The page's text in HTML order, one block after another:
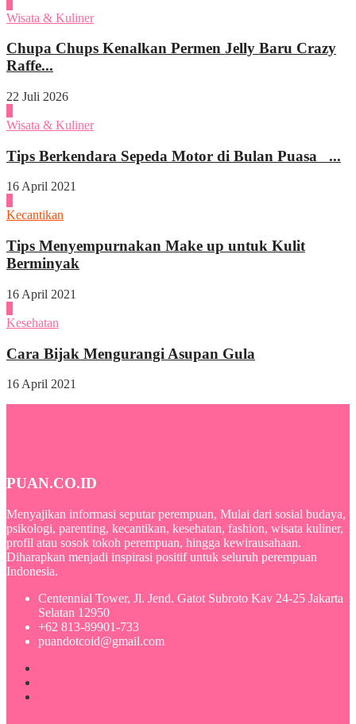
Wisata & Kuliner
Chupa Chups Kenalkan Permen Jelly Baru Crazy
Raffe...
22 Juli 2026
Wisata & Kuliner
Tips Berkendara Sepeda Motor di Bulan Puasa ...
16 April 2021
Kecantikan
Tips Menyempurnakan Make up untuk Kulit
Berminyak
16 April 2021
Kesehatan
Cara Bijak Mengurangi Asupan Gula
16 April 2021
PUAN.CO.ID
Menyajikan informasi seputar perempuan, Mulai dari sosial budaya,
psikologi, parenting, kecantikan, kesehatan, fashion, wisata kuliner,
profil atau sosok tokoh perempuan, hingga kewirausahaan.
Diharapkan menjadi inspirasi positif untuk seluruh perempuan
Indonesia.
Centennial Tower, Jl. Jend. Gatot Subroto Kav 24-25 Jakarta
Selatan 12950
+62 813-89901-733
puandotcoid@gmail.com